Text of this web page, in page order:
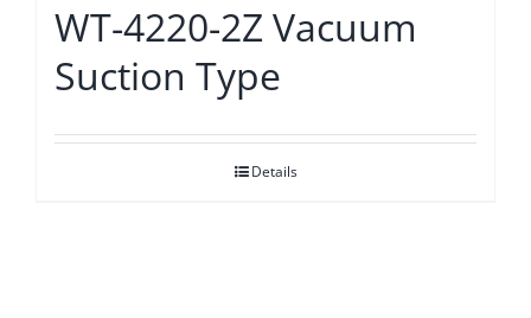
WT-4220-2Z Vacuum
Suction Type
Details